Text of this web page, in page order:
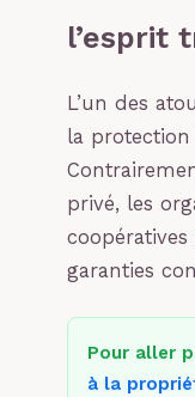
l’esprit
L’un des
la protection
privé, les
coopératives
garanties
Pour aller
à la